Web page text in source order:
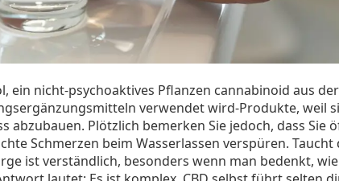
ein nicht-psychoaktives Pflanzen cannabinoid aus der
verwendet wird-Produkte, weil
abzubauen. Plötzlich bemerken Sie jedoch, dass Sie
Schmerzen beim Wasserlassen verspüren. Taucht
ist verständlich, besonders wenn man bedenkt, wie